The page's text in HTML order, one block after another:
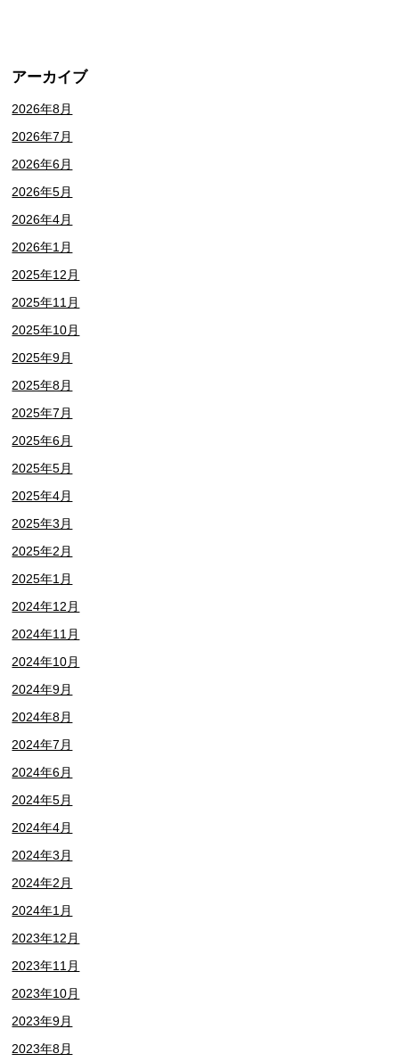
アーカイブ
2026年8月
2026年7月
2026年6月
2026年5月
2026年4月
2026年1月
2025年12月
2025年11月
2025年10月
2025年9月
2025年8月
2025年7月
2025年6月
2025年5月
2025年4月
2025年3月
2025年2月
2025年1月
2024年12月
2024年11月
2024年10月
2024年9月
2024年8月
2024年7月
2024年6月
2024年5月
2024年4月
2024年3月
2024年2月
2024年1月
2023年12月
2023年11月
2023年10月
2023年9月
2023年8月